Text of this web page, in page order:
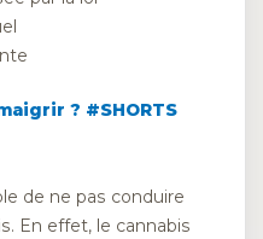
? #SHORTS
de ne pas conduire
En effet, le cannabis